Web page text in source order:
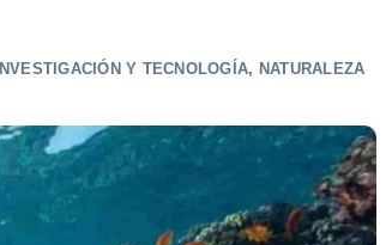
INVESTIGACIÓN Y TECNOLOGÍA, NATURALEZA